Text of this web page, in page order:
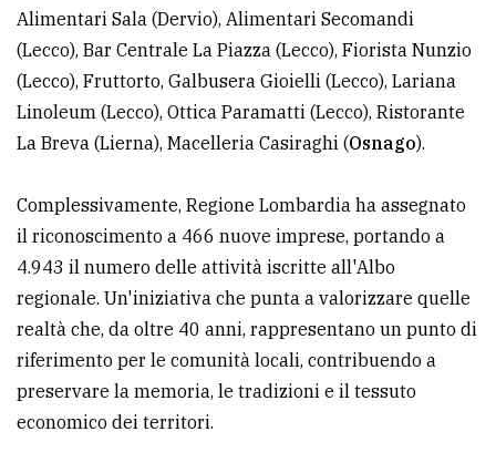
PRIVACY
policy
Cookie
policy
Alimentari Sala (Dervio), Alimentari Secomandi
(Lecco), Bar Centrale La Piazza (Lecco), Fiorista Nunzio
(Lecco), Fruttorto, Galbusera Gioielli (Lecco), Lariana
Linoleum (Lecco), Ottica Paramatti (Lecco), Ristorante
La Breva (Lierna), Macelleria Casiraghi (Osnago).
Complessivamente, Regione Lombardia ha assegnato
il riconoscimento a 466 nuove imprese, portando a
4.943 il numero delle attività iscritte all'Albo
regionale. Un'iniziativa che punta a valorizzare quelle
realtà che, da oltre 40 anni, rappresentano un punto di
riferimento per le comunità locali, contribuendo a
preservare la memoria, le tradizioni e il tessuto
economico dei territori.